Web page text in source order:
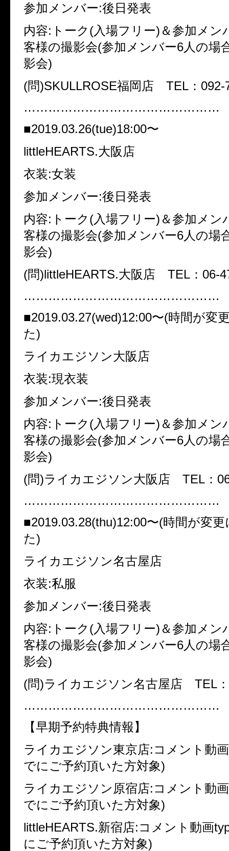
参加メンバー:後日発表
内容:トーク(入場フリー)＆参加メン
客様の撮影会(参加メンバー6人の場
影会)
(問)SKULLROSE福岡店 TEL：092-
…………………………………………
■2019.03.26(tue)18:00〜
littleHEARTS.大阪店
衣装:女装
参加メンバー:後日発表
内容:トーク(入場フリー)＆参加メン
客様の撮影会(参加メンバー6人の場
影会)
(問)littleHEARTS.大阪店 TEL：06-
…………………………………………
■2019.03.27(wed)12:00〜(時間が変
た)
ライカエジソン大阪店
衣装:現衣装
参加メンバー:後日発表
内容:トーク(入場フリー)＆参加メン
客様の撮影会(参加メンバー6人の場
影会)
(問)ライカエジソン大阪店 TEL：
…………………………………………
■2019.03.28(thu)12:00〜(時間が変
た)
ライカエジソン名古屋店
衣装:私服
参加メンバー:後日発表
内容:トーク(入場フリー)＆参加メン
客様の撮影会(参加メンバー6人の場
影会)
(問)ライカエジソン名古屋店 TEL：
…………………………………………
【早期予約特典情報】
ライカエジソン東京店:コメント動
でにご予約頂いた方対象)
ライカエジソン原宿店:コメント動
でにご予約頂いた方対象)
littleHEARTS.新宿店:コメント動画
にご予約頂いた方対象)